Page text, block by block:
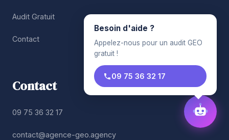
Audit Gratuit
Contact
Contact
09 75 36 32 17
contact@agence-geo.agency
Besoin d'aide ?
Appelez-nous pour un audit GEO
gratuit !
09 75 36 32 17